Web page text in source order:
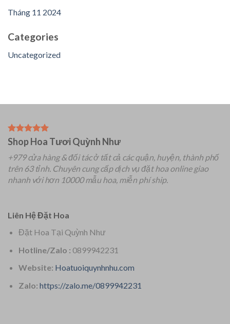
Tháng 11 2024
Categories
Uncategorized
Shop Hoa Tươi Quỳnh Như
+979 cửa hàng & đối tác ở tất cả các quận, huyện, thành phố
trên 63 tỉnh. Chuyên cung cấp dịch vụ đặt hoa online giao
nhanh với hơn 10000 mẫu hoa, miễn phí ship.
Liên Hệ Đặt Hoa
Đặt Hoa Tại Quỳnh Như
Hotline/Zalo : 0899942231
Website: Hoatuoiquynhnhu.com
Zalo: https://zalo.me/0899942231